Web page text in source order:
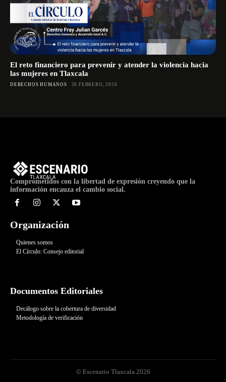
El reto financiero para prevenir y atender la violencia hacia
las mujeres en Tlaxcala
DERECHOS HUMANOS 20 FEBRERO, 2026
Comprometidos con la libertad de expresión creyendo que la
información encauza el cambio social.
Organización
Quienes somos
El Círculo: Consejo editorial
Documentos Editoriales
Decálogo sobre la cobertura de diversidad
Metodología de verificación
© Escenario Tlaxcala 2026